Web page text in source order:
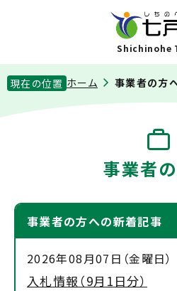
Shichinohe
現在の位置 ホーム 事業者の方
事業者
事業者の方への新着記事
2026年08月07日（金曜日）
入札情報（9月1日分）